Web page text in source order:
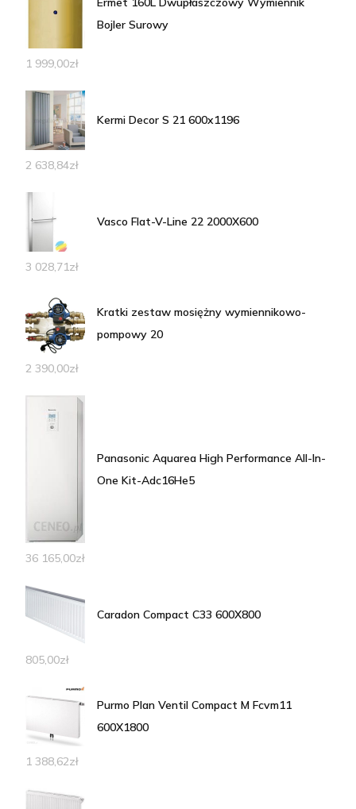
Bojler Surowy
1 999,00zł
Kermi Decor S 21 600x1196
2 638,84zł
Vasco Flat-V-Line 22 2000X600
3 028,71zł
Kratki zestaw mosiężny wymiennikowo-
pompowy 20
2 390,00zł
Panasonic Aquarea High Performance All-In-
One Kit-Adc16He5
36 165,00zł
Caradon Compact C33 600X800
805,00zł
Purmo Plan Ventil Compact M Fcvm11
600X1800
1 388,62zł